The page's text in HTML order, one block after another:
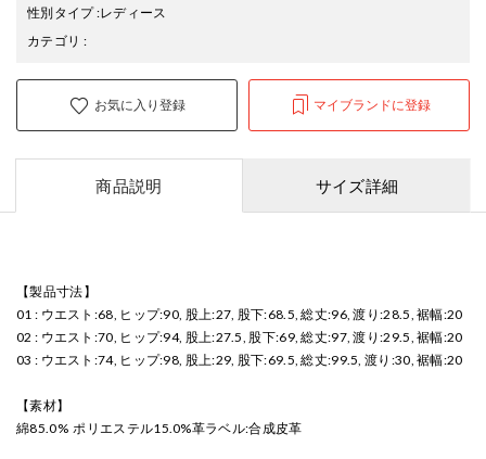
性別タイプ:レディース
カテゴリ :
お気に入り登録 マイブランドに登録
商品説明 サイズ詳細
【製品寸法】
01 : ウエスト:68, ヒップ:90, 股上:27, 股下:68.5, 総丈:96, 渡り:28.5, 裾幅:20
02 : ウエスト:70, ヒップ:94, 股上:27.5, 股下:69, 総丈:97, 渡り:29.5, 裾幅:20
03 : ウエスト:74, ヒップ:98, 股上:29, 股下:69.5, 総丈:99.5, 渡り:30, 裾幅:20
【素材】
綿85.0% ポリエステル15.0%革ラベル:合成皮革